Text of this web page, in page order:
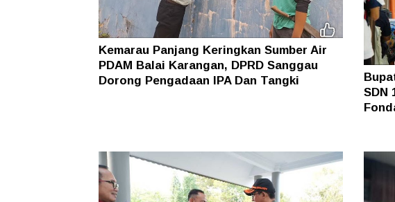
Kemarau Panjang Keringkan Sumber Air
PDAM Balai Karangan, DPRD Sanggau
Dorong Pengadaan IPA Dan Tangki
SDN